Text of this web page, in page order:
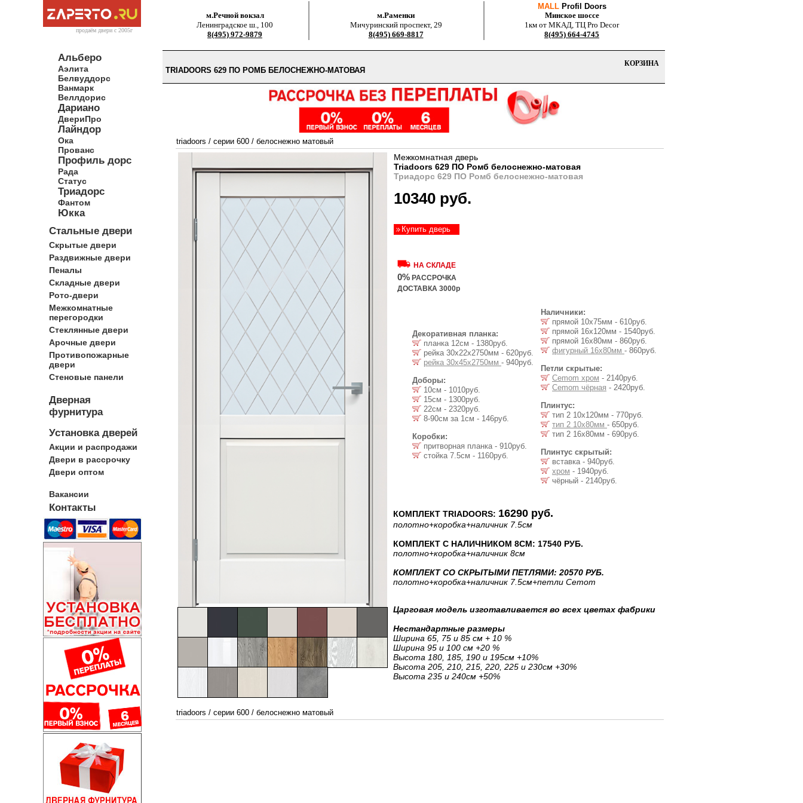
продаём двери c 2005г
Альберо
Аэлита
Белвуддорс
Ванмарк
Веллдорис
Дариано
ДвериПро
Лайндор
Ока
Прованс
Профиль дорс
Рада
Статус
Триадорс
Фантом
Юкка
Стальные двери
Скрытые двери
Раздвижные двери
Пеналы
Складные двери
Рото-двери
Межкомнатные
перегородки
Стеклянные двери
Арочные двери
Противопожарные
двери
Стеновые панели
Дверная
фурнитура
Установка дверей
Акции и распродажи
Двери в рассрочку
Двери оптом
Вакансии
Контакты
м.Речной вокзал
Ленинградское ш., 100
8(495) 972-9879
м.Раменки
Мичуринский проспект, 29
8(495) 669-8817
MALLProfil Doors
Минское шоссе
1км от МКАД, ТЦ Pro Decor
8(495) 664-4745
КОРЗИНА
TRIADOORS 629 ПО РОМБ БЕЛОСНЕЖНО-МАТОВАЯ
triadoors / серии 600 / белоснежно матовый
Межкомнатная дверь
Triadoors 629 ПО Ромб белоснежно-матовая
Триадорс 629 ПО Ромб белоснежно-матовая
10340 руб.
Купить дверь
НА СКЛАДЕ
0% РАССРОЧКА
ДОСТАВКА 3000р
Декоративная планка:
планка 12см - 1380руб.
рейка 30х22x2750мм - 620руб.
рейка 30х45x2750мм - 940руб.
Доборы:
10см - 1010руб.
15см - 1300руб.
22см - 2320руб.
8-90см за 1см - 146руб.
Коробки:
притворная планка - 910руб.
стойка 7.5cм - 1160руб.
Наличники:
прямой 10х75мм - 610руб.
прямой 16х120мм - 1540руб.
прямой 16х80мм - 860руб.
фигурный 16х80мм - 860руб.
Петли скрытые:
Cemom хром - 2140руб.
Cemom чёрная - 2420руб.
Плинтус:
тип 2 10х120мм - 770руб.
тип 2 10х80мм - 650руб.
тип 2 16х80мм - 690руб.
Плинтус скрытый:
вставка - 940руб.
хром - 1940руб.
чёрный - 2140руб.
КОМПЛЕКТ TRIADOORS: 16290 руб.
полотно+коробка+наличник 7.5см
КОМПЛЕКТ С НАЛИЧНИКОМ 8СМ: 17540 РУБ.
полотно+коробка+наличник 8см
КОМПЛЕКТ СО СКРЫТЫМИ ПЕТЛЯМИ: 20570 РУБ.
полотно+коробка+наличник 7.5см+петли Cemom
Царговая модель изготавливается во всех цветах фабрики
Нестандартные размеры
Ширина 65, 75 и 85 см + 10 %
Ширина 95 и 100 см +20 %
Высота 180, 185, 190 и 195см +10%
Высота 205, 210, 215, 220, 225 и 230см +30%
Высота 235 и 240см +50%
triadoors / серии 600 / белоснежно матовый